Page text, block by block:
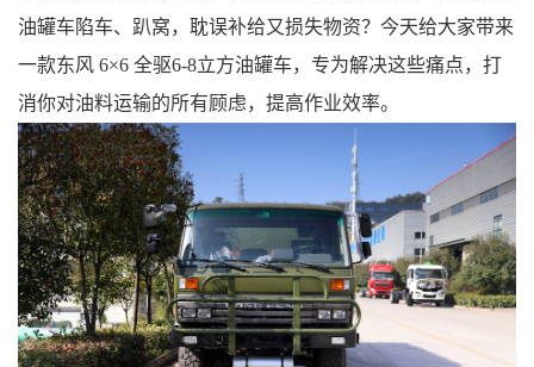
油罐车陷车、趴窝，耽误补给又损失物资？今天给大家带来
一款东风 6×6 全驱6-8立方油罐车，专为解决这些痛点，打
消你对油料运输的所有顾虑，提高作业效率。